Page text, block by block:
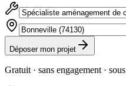
Déposer mon projet
Gratuit · sans engagement · sous